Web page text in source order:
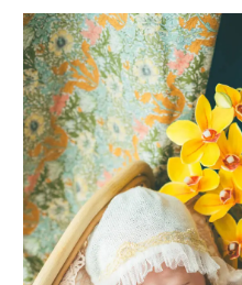
◆ ご予約前のお願い
神社や公園などでの撮影は、
施設利用料や撮影許可料が発
また、スケジュール調整のた
す。
空きスケジュール以外でも対
皆さまとお会いできる日を楽